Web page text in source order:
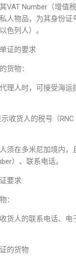
VAT Number（增值
人物品，为其身份证
色列人）。
证的要求
货物：
理人时，可接受海运
收货人的税号（
须在多米尼加境内，
）、联系电话。
要求
：
货人的联系电话、电
的货物